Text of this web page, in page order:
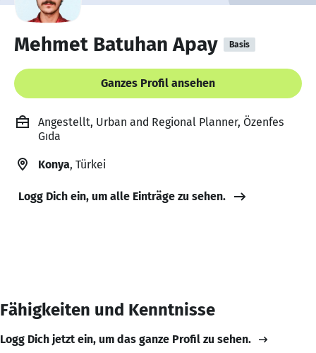
Mehmet Batuhan Apay Basis
Ganzes Profil ansehen
Angestellt, Urban and Regional Planner, Özenfes
Gıda
Konya, Türkei
Logg Dich ein, um alle Einträge zu sehen.
Fähigkeiten und Kenntnisse
Logg Dich jetzt ein, um das ganze Profil zu sehen.